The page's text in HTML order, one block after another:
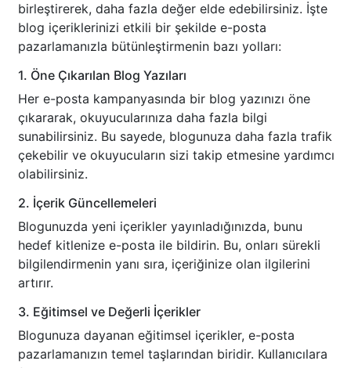
birleştirerek, daha fazla değer elde edebilirsiniz. İşte
blog içeriklerinizi etkili bir şekilde e-posta
pazarlamanızla bütünleştirmenin bazı yolları:
1. Öne Çıkarılan Blog Yazıları
Her e-posta kampanyasında bir blog yazınızı öne
çıkararak, okuyucularınıza daha fazla bilgi
sunabilirsiniz. Bu sayede, blogunuza daha fazla trafik
çekebilir ve okuyucuların sizi takip etmesine yardımcı
olabilirsiniz.
2. İçerik Güncellemeleri
Blogunuzda yeni içerikler yayınladığınızda, bunu
hedef kitlenize e-posta ile bildirin. Bu, onları sürekli
bilgilendirmenin yanı sıra, içeriğinize olan ilgilerini
artırır.
3. Eğitimsel ve Değerli İçerikler
Blogunuza dayanan eğitimsel içerikler, e-posta
pazarlamanızın temel taşlarından biridir. Kullanıcılara